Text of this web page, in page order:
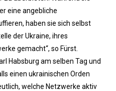
eine angebliche
haben sie sich selbst
der Ukraine, ihres
gemacht“, so Fürst.
Habsburg am selben Tag und
einen ukrainischen Orden
welche Netzwerke aktiv